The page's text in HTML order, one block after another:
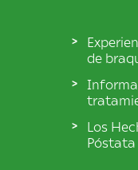
de
Los
Póstata